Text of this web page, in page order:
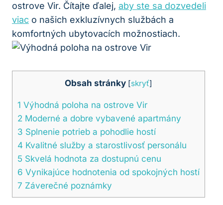
ostrove Vir. Čítajte ďalej, aby ste sa dozvedeli
viac o našich exkluzívnych službách a
komfortných ubytovacích možnostiach.
Obsah stránky [skryť]
1 Výhodná poloha na ostrove Vir
2 Moderné a dobre vybavené apartmány
3 Splnenie potrieb a pohodlie hostí
4 Kvalitné služby a starostlivosť personálu
5 Skvelá hodnota za dostupnú cenu
6 Vynikajúce hodnotenia od spokojných hostí
7 Záverečné poznámky